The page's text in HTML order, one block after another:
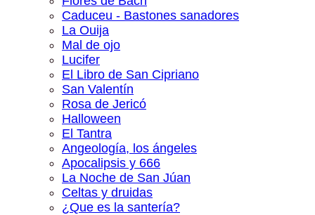
Caduceu - Bastones sanadores
La Ouija
Mal de ojo
Lucifer
El Libro de San Cipriano
San Valentín
Rosa de Jericó
Halloween
El Tantra
Angeología, los ángeles
Apocalipsis y 666
La Noche de San Júan
Celtas y druidas
¿Que es la santería?